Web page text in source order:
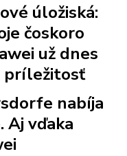
úložiská:
čoskoro
už dnes
príležitosť
nabíja
vďaka